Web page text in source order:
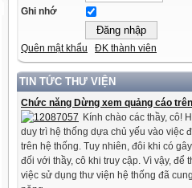
Ghi nhớ
Quên mật khẩu ĐK thành viên
TIN TỨC THƯ VIỆN
Chức năng Dừng xem quảng cáo
Kính chào các thầy, cô!
duy trì hệ thống dựa chủ yếu vào việc
trên hệ thống. Tuy nhiên, đôi khi có
đối với thầy, cô khi truy cập. Vì vậy, để
việc sử dụng thư viện hệ thống đã